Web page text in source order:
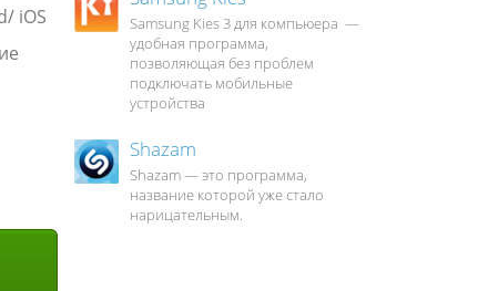
iOS
Samsung Kies 3 для компьюера —
удобная программа,
позволяющая без проблем
подключать мобильные
устройства
Shazam
Shazam — это программа,
название которой уже стало
нарицательным.